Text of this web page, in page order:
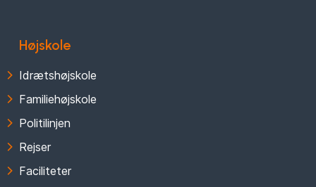
Højskole
Idrætshøjskole
Familiehøjskole
Politilinjen
Rejser
Faciliteter